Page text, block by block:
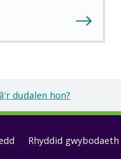
dudalen hon?
Rhyddid gwybodaeth